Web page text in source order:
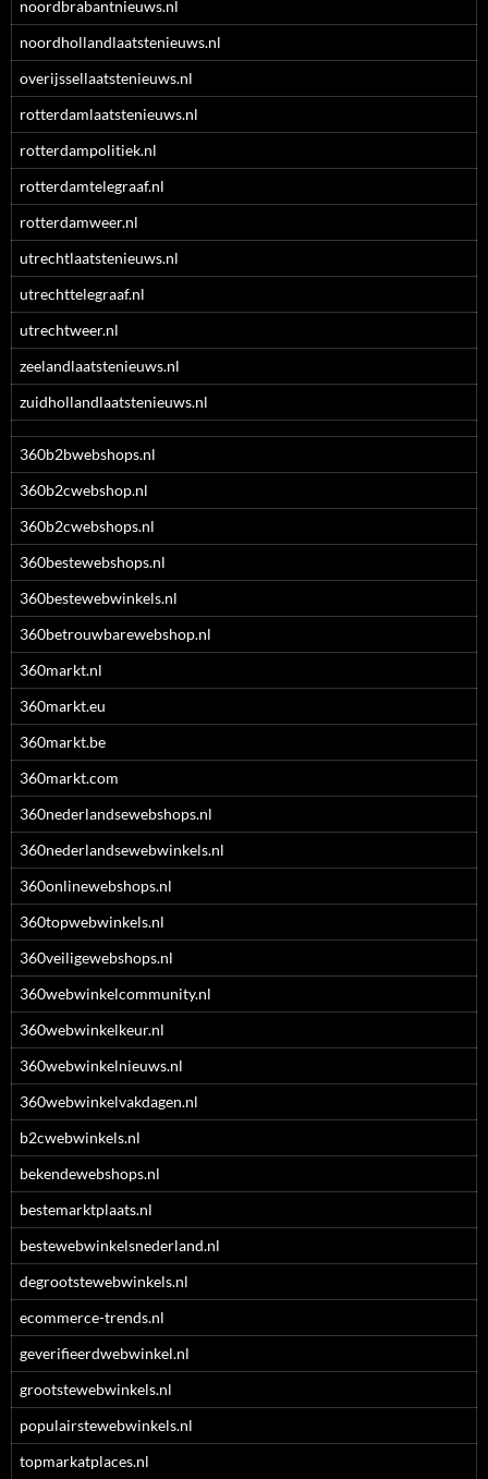
noordbrabantnieuws.nl
noordhollandlaatstenieuws.nl
overijssellaatstenieuws.nl
rotterdamlaatstenieuws.nl
rotterdampolitiek.nl
rotterdamtelegraaf.nl
rotterdamweer.nl
utrechtlaatstenieuws.nl
utrechttelegraaf.nl
utrechtweer.nl
zeelandlaatstenieuws.nl
zuidhollandlaatstenieuws.nl
360b2bwebshops.nl
360b2cwebshop.nl
360b2cwebshops.nl
360bestewebshops.nl
360bestewebwinkels.nl
360betrouwbarewebshop.nl
360markt.nl
360markt.eu
360markt.be
360markt.com
360nederlandsewebshops.nl
360nederlandsewebwinkels.nl
360onlinewebshops.nl
360topwebwinkels.nl
360veiligewebshops.nl
360webwinkelcommunity.nl
360webwinkelkeur.nl
360webwinkelnieuws.nl
360webwinkelvakdagen.nl
b2cwebwinkels.nl
bekendewebshops.nl
bestemarktplaats.nl
bestewebwinkelsnederland.nl
degrootstewebwinkels.nl
ecommerce-trends.nl
geverifieerdwebwinkel.nl
grootstewebwinkels.nl
populairstewebwinkels.nl
topmarkatplaces.nl